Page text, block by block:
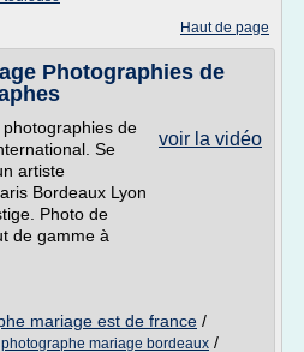
Haut de page
Photographies de
voir la vidéo
de
Se
artiste
Bordeaux Lyon
Photo de
de gamme à
mariage est de france /
photographe mariage bordeaux /